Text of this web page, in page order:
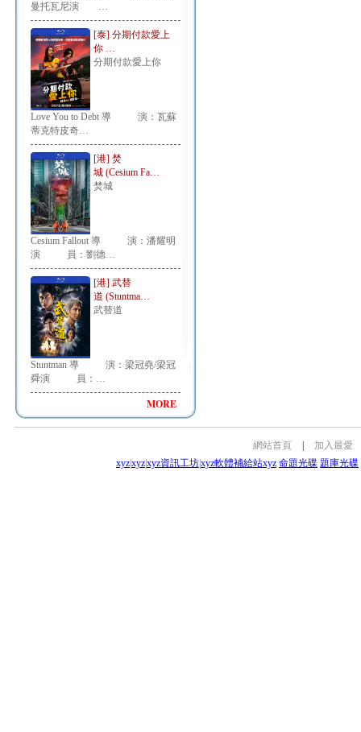
曼托瓦尼演 …
[泰] 分期付款愛上
你 …
分期付款愛上你
Love You to Debt 導 演：瓦蘇
蒂克特皮奇…
[港] 焚
城 (Cesium Fa…
焚城
Cesium Fallout 導 演：潘耀明
演 員：劉德…
[港] 武替
道 (Stuntma…
武替道
Stuntman 導 演：梁冠堯/梁冠
舜演 員：…
MORE
網站首頁
加入最愛
xyzxyzxyz資訊工坊xyz軟體補給站xyz 命題光碟 題庫光碟